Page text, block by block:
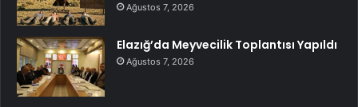
Ağustos 7, 2026
Elazığ’da Meyvecilik Toplantısı Yapıldı
Ağustos 7, 2026